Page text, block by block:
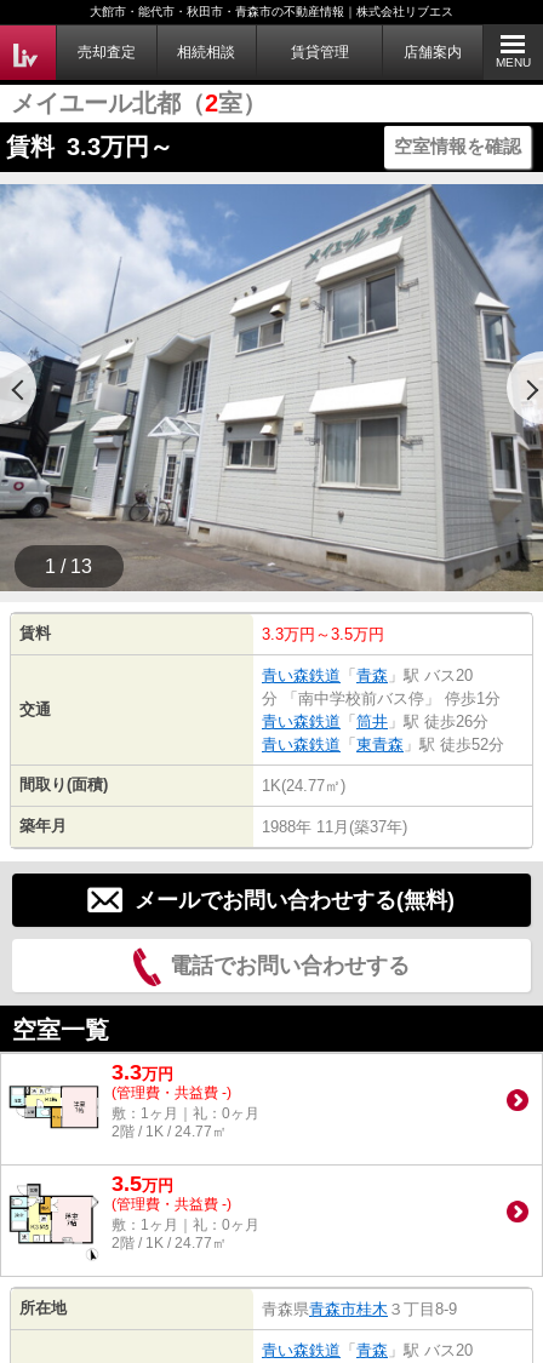
大館市・能代市・秋田市・青森市の不動産情報｜株式会社リブエス
売却査定 相続相談 賃貸管理 店舗案内
MENU
メイユール北都（2室）
賃料 3.3万円～ 空室情報を確認
1 / 13
賃料 3.3万円～3.5万円
交通
青い森鉄道 「 青森 」駅 バス20
分 「南中学校前バス停」 停歩1分
青い森鉄道 「 筒井 」駅 徒歩26分
青い森鉄道 「 東青森 」駅 徒歩52分
間取り(面積) 1K(24.77㎡)
築年月 1988年 11月(築37年)
メールでお問い合わせする(無料)
電話でお問い合わせする
空室一覧
3.3万円
(管理費・共益費 -)
敷：1ヶ月｜礼：0ヶ月
2階 / 1K / 24.77㎡
3.5万円
(管理費・共益費 -)
敷：1ヶ月｜礼：0ヶ月
2階 / 1K / 24.77㎡
所在地 青森県青森市桂木 ３丁目8-9
青い森鉄道 「 青森 」駅 バス20